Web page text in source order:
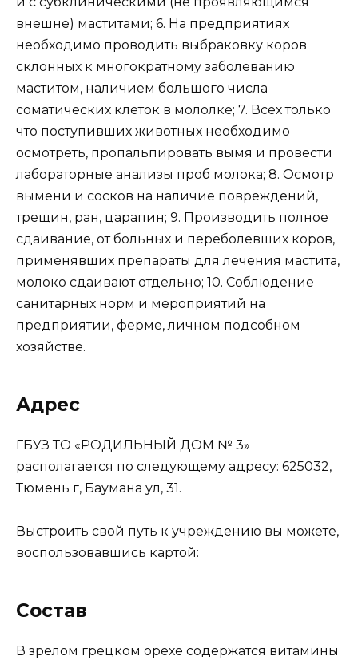
внешне) маститами; 6. На предприятиях
необходимо проводить выбраковку коров
склонных к многократному заболеванию
маститом, наличием большого числа
соматических клеток в мололке; 7. Всех только
что поступивших животных необходимо
осмотреть, пропальпировать вымя и провести
лабораторные анализы проб молока; 8. Осмотр
вымени и сосков на наличие повреждений,
трещин, ран, царапин; 9. Производить полное
сдаивание, от больных и переболевших коров,
применявших препараты для лечения мастита,
молоко сдаивают отдельно; 10. Соблюдение
санитарных норм и мероприятий на
предприятии, ферме, личном подсобном
хозяйстве.
Адрес
ГБУЗ ТО «РОДИЛЬНЫЙ ДОМ № 3»
располагается по следующему адресу: 625032,
Тюмень г, Баумана ул, 31.
Выстроить свой путь к учреждению вы можете,
воспользовавшись картой:
Состав
В зрелом грецком орехе содержатся витамины